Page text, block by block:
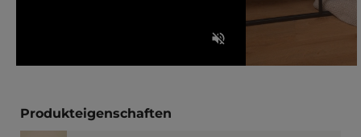
Produkteigenschaften